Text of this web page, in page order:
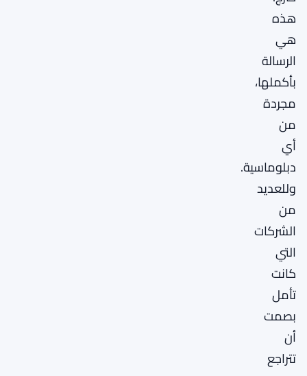
هذه
هي
الرسالة
بأكملها،
مجردة
من
أي
دبلوماسية.
وللعديد
من
الشركات
التي
كانت
تأمل
بصمت
أن
تتراجع